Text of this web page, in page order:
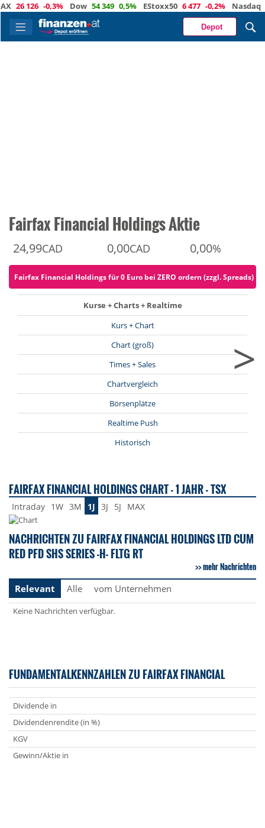
26 126 -0,3% Dow 54 349 0,5% EStoxx50 6 477 -0,2% Nasdaq 29
Depot
Fairfax Financial Holdings Aktie
24,99CAD 0,00CAD 0,00%
Fairfax Financial Holdings für 0 Euro bei ZERO ordern (zzgl. Spreads)
Kurse + Charts + Realtime
Kurs + Chart
Chart (groß)
Times + Sales
Chartvergleich
Börsenplätze
Realtime Push
Historisch
>
FAIRFAX FINANCIAL HOLDINGS CHART - 1 JAHR - TSX
Intraday 1W 3M 1J 3J 5J MAX
NACHRICHTEN ZU FAIRFAX FINANCIAL HOLDINGS LTD CUM
RED PFD SHS SERIES -H- FLTG RT
mehr Nachrichten
Relevant
Alle vom Unternehmen
Keine Nachrichten verfügbar.
FUNDAMENTALKENNZAHLEN ZU FAIRFAX FINANCIAL
Dividende in
Dividendenrendite (in %)
KGV
Gewinn/Aktie in